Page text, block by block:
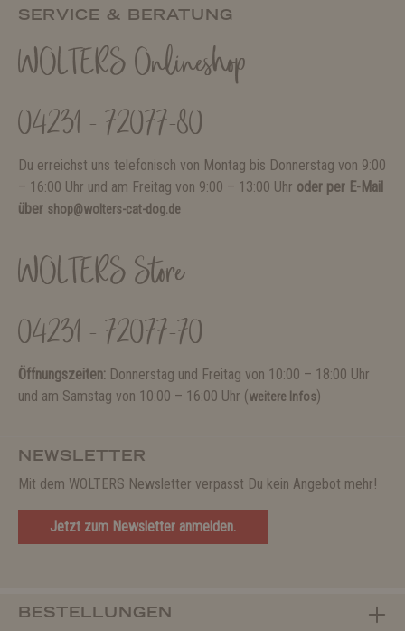
SERVICE & BERATUNG
WOLTERS Onlineshop
04231 - 72077-80
Du erreichst uns telefonisch von Montag bis Donnerstag von 9:00
– 16:00 Uhr und am Freitag von 9:00 – 13:00 Uhr oder per E-Mail
über shop@wolters-cat-dog.de
WOLTERS Store
04231 - 72077-70
Öffnungszeiten: Donnerstag und Freitag von 10:00 – 18:00 Uhr
und am Samstag von 10:00 – 16:00 Uhr (weitere Infos)
NEWSLETTER
Mit dem WOLTERS Newsletter verpasst Du kein Angebot mehr!
Jetzt zum Newsletter anmelden.
BESTELLUNGEN